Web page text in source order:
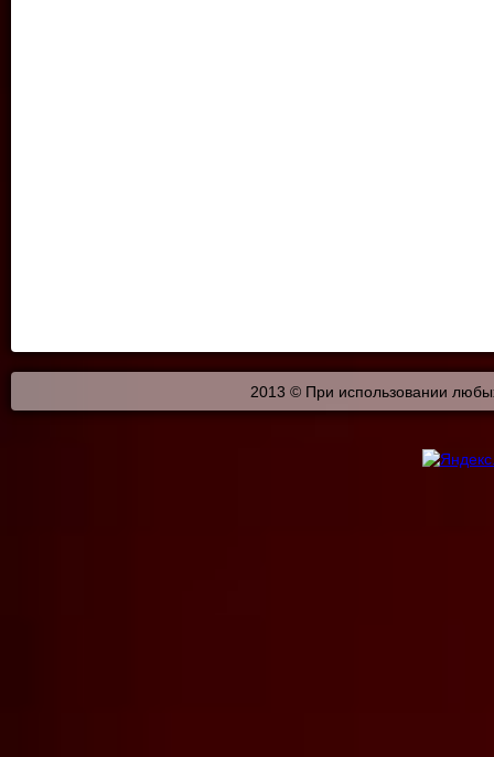
2013 © При использовании